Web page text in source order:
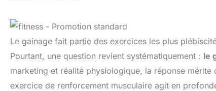
Le gainage fait partie des exercices les plus
Pourtant, une question revient systématiquement : le
marketing et réalité physiologique, la réponse mérite
exercice de renforcement musculaire agit en